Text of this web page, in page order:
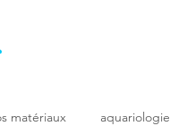
matériaux aquariologie